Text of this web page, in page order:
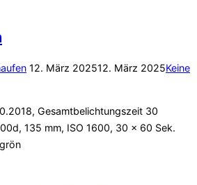
Veröffentlicht
12. März 202512. März 2025Keine
Gesamtbelichtungszeit 30
135 mm, ISO 1600, 30 x 60 Sek.